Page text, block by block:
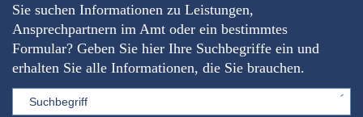
Sie suchen Informationen zu Leistungen,
Ansprechpartnern im Amt oder ein bestimmtes
Formular? Geben Sie hier Ihre Suchbegriffe ein und
erhalten Sie alle Informationen, die Sie brauchen.
Sword